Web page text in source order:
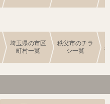
埼玉県の市区
町村一覧
秩父市のチラ
シ一覧